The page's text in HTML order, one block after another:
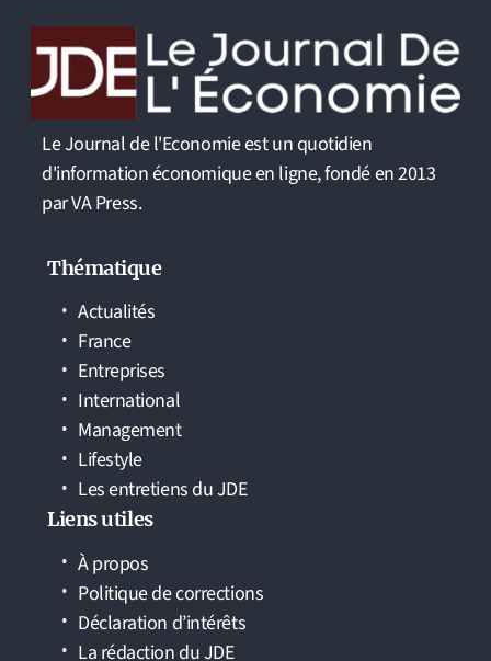
Le Journal de l'Economie est un quotidien
d'information économique en ligne, fondé en 2013
par VA Press.
Thématique
Actualités
France
Entreprises
International
Management
Lifestyle
Les entretiens du JDE
Liens utiles
À propos
Politique de corrections
Déclaration d’intérêts
La rédaction du JDE